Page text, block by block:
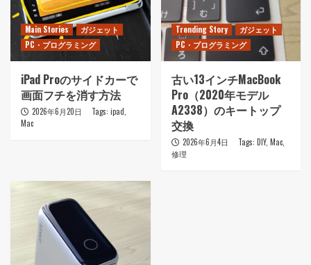
Main Stories
ガジェット
PC・プログラミング
iPad Proのサイドカーで
画面フチを消す方法
2026年6月20日 Tags: ipad,
Mac
Trending Story
ガジェット
PC・プログラミング
古い13インチMacBook
Pro（2020年モデル
A2338）のキートップ
交換
2026年6月4日 Tags: DIY, Mac,
修理